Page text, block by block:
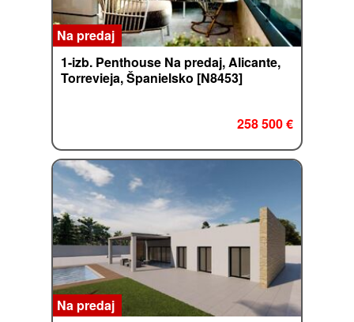
Na predaj
1-izb. Penthouse Na predaj, Alicante,
Torrevieja, Španielsko [N8453]
258 500 €
Na predaj